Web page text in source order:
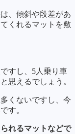
、傾斜や段差があ
くれるマットを敷
すし、5人乗り車
思えるでしょう。
くないですし、今
す。
れるマットなどで